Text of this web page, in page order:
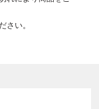
さい。